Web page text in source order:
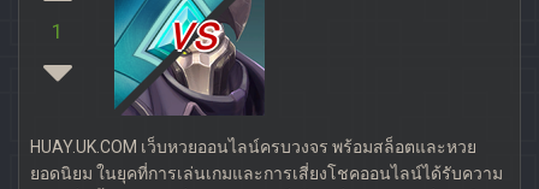
1 vs
HUAY.UK.COM เว็บหวยออนไลน์ครบวงจร พร้อมสล็อตและหวย
ยอดนิยม ในยุคที่การเล่นเกมและการเสี่ยงโชคออนไลน์ได้รับความ